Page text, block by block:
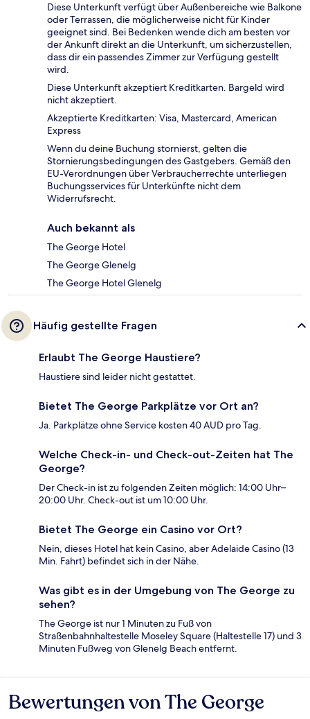
Diese Unterkunft verfügt über Außenbereiche wie Balkone
oder Terrassen, die möglicherweise nicht für Kinder
geeignet sind. Bei Bedenken wende dich am besten vor
der Ankunft direkt an die Unterkunft, um sicherzustellen,
dass dir ein passendes Zimmer zur Verfügung gestellt
wird.
Diese Unterkunft akzeptiert Kreditkarten. Bargeld wird
nicht akzeptiert.
Akzeptierte Kreditkarten: Visa, Mastercard, American
Express
Wenn du deine Buchung stornierst, gelten die
Stornierungsbedingungen des Gastgebers. Gemäß den
EU-Verordnungen über Verbraucherrechte unterliegen
Buchungsservices für Unterkünfte nicht dem
Widerrufsrecht.
Auch bekannt als
The George Hotel
The George Glenelg
The George Hotel Glenelg
Häufig gestellte Fragen
Erlaubt The George Haustiere?
Haustiere sind leider nicht gestattet.
Bietet The George Parkplätze vor Ort an?
Ja. Parkplätze ohne Service kosten 40 AUD pro Tag.
Welche Check-in- und Check-out-Zeiten hat The
George?
Der Check-in ist zu folgenden Zeiten möglich: 14:00 Uhr–
20:00 Uhr. Check-out ist um 10:00 Uhr.
Bietet The George ein Casino vor Ort?
Nein, dieses Hotel hat kein Casino, aber Adelaide Casino (13
Min. Fahrt) befindet sich in der Nähe.
Was gibt es in der Umgebung von The George zu
sehen?
The George ist nur 1 Minuten zu Fuß von
Straßenbahnhaltestelle Moseley Square (Haltestelle 17) und 3
Minuten Fußweg von Glenelg Beach entfernt.
Bewertungen
Bewertungen von The George